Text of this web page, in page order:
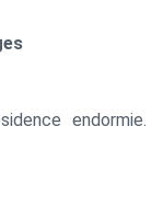
endormie.